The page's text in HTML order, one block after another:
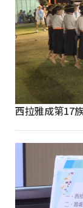
西拉雅成第17